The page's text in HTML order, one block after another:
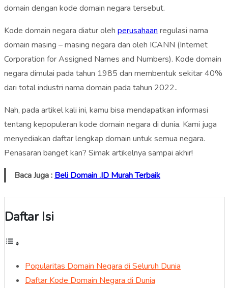
domain dengan kode domain negara tersebut.
Kode domain negara diatur oleh perusahaan regulasi nama
domain masing – masing negara dan oleh ICANN (Internet
Corporation for Assigned Names and Numbers). Kode domain
negara dimulai pada tahun 1985 dan membentuk sekitar 40%
dari total industri nama domain pada tahun 2022..
Nah, pada artikel kali ini, kamu bisa mendapatkan informasi
tentang kepopuleran kode domain negara di dunia. Kami juga
menyediakan daftar lengkap domain untuk semua negara.
Penasaran banget kan? Simak artikelnya sampai akhir!
Baca Juga : Beli Domain .ID Murah Terbaik
Daftar Isi
Popularitas Domain Negara di Seluruh Dunia
Daftar Kode Domain Negara di Dunia